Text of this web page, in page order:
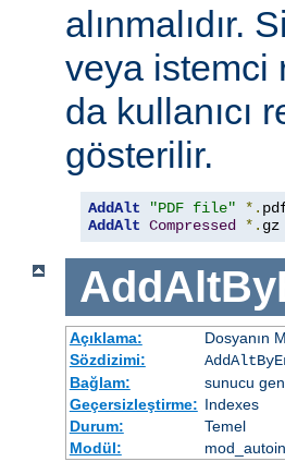
alınmalıdır.
veya istemci
da kullanıcı
gösterilir.
AddAlt "PDF file" *.
AddAlt Compressed *. gz
Açıklama:
Dosyanın
Sözdizimi:
Bağlam:
sunucu
Geçersizleştirme: Indexes
Durum:
Temel
Modül: